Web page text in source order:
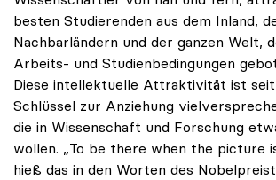
besten Studierenden aus dem Inland,
Nachbarländern und der ganzen Welt,
Arbeits- und Studienbedingungen
Diese intellektuelle Attraktivität ist
Schlüssel zur Anziehung
die in Wissenschaft und Forschung
wollen. „To be there when the picture
hieß das in den Worten des